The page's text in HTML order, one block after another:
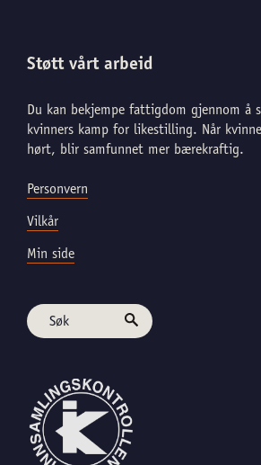
Støtt vårt arbeid
Du kan bekjempe fattigdom gjennom å
kvinners kamp for likestilling. Når
hørt, blir samfunnet mer bærekraftig.
Personvern
Vilkår
Min side